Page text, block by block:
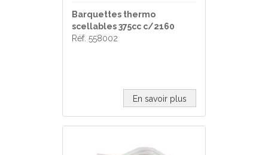
Barquettes thermo
scellables 375cc c/2160
Réf. 558002
En savoir plus